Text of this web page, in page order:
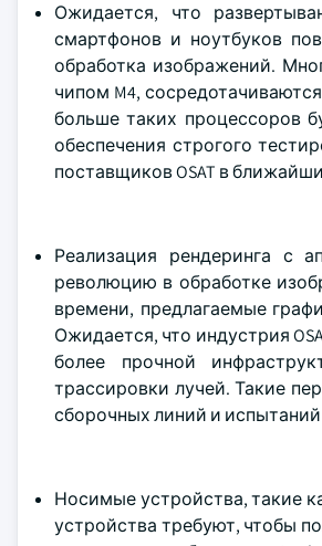
Ожидается, что
смартфонов и ноутбуков
обработка изображений.
чипом M4,
больше таких процессоров
обеспечения строгого
поставщиков OSAT в
Реализация рендеринга с
революцию в обработке
времени, предлагаемые
Ожидается, что индустрия
более прочной
трассировки лучей. Такие
сборочных линий и
Носимые устройства, такие
устройства требуют, чтобы